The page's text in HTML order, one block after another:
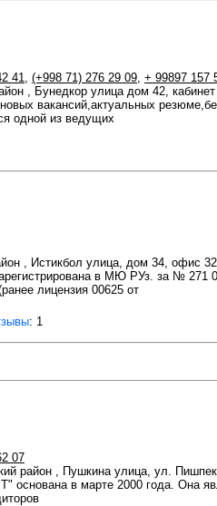
41, (+998 71) 276 29 09, + 99897 157
, Бунедкор улица дом 42,
вакансий,актуальных
одной из ведущих
, Истикбол улица, дом 34, офис 32
в МЮ РУз. за № 271
лицензия 00625 от
: 1
07
район , Пушкина улица, ул.
основана в марте 2000 года. Она